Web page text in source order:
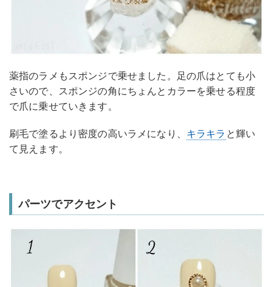
薬指のラメもスポンジで乗せました。足の爪はとても小
さいので、スポンジの角にちょんとカラーを乗せる程度
で爪に乗せていきます。
刷毛で塗るより密度の高いラメになり、 キラキラ と輝い
て見えます。
パーツでアクセント